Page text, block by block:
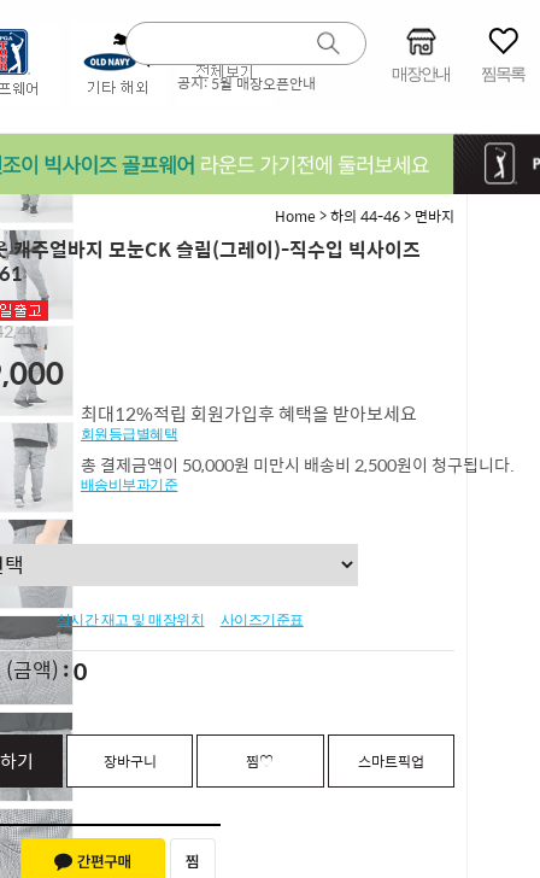
공지:5월 매장오픈안내 매장안내 찜목록
Home>하의 44-46> 면바지
캐주얼바지 모눈CK 슬림(그레이)-직수입 빅사이즈
최대12%적립 회원가입후 혜택을 받아보세요
회원등급별혜택
총 결제금액이 50,000원 미만시 배송비 2,500원이 청구됩니다.
배송비부과기준
실시간 재고 및 매장위치 사이즈기준표
(금액) 0
기 장바구니 찜♡ 스마트픽업